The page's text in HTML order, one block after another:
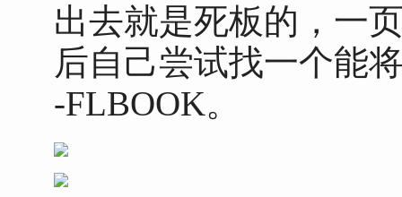
出去就是死板的，一
后自己尝试找一个能
-FLBOOK。